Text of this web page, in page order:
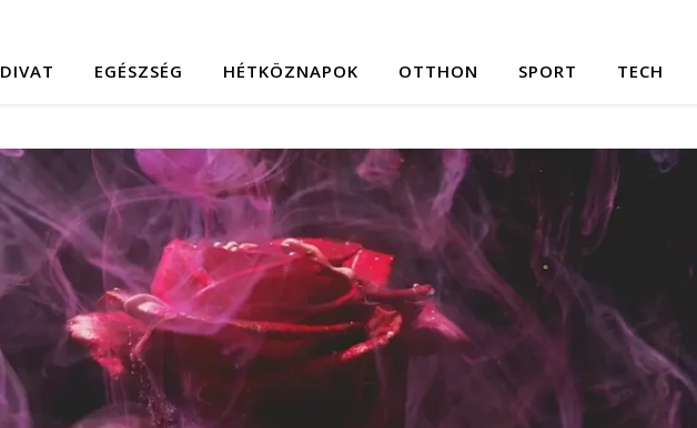
DIVAT EGÉSZSÉG HÉTKÖZNAPOK OTTHON SPORT TECH